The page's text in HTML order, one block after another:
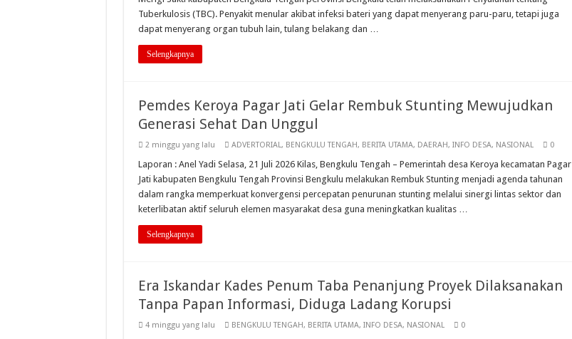
Tuberkulosis (TBC). Penyakit menular akibat infeksi bateri yang dapat menyerang paru-paru, tetapi juga
dapat menyerang organ tubuh lain, tulang belakang dan …
Selengkapnya
Pemdes Keroya Pagar Jati Gelar Rembuk Stunting Mewujudkan
Generasi Sehat Dan Unggul
2 minggu yang lalu ADVERTORIAL, BENGKULU TENGAH, BERITA UTAMA, DAERAH, INFO DESA, NASIONAL 0
Laporan : Anel Yadi Selasa, 21 Juli 2026 Kilas, Bengkulu Tengah – Pemerintah desa Keroya kecamatan Pagar
Jati kabupaten Bengkulu Tengah Provinsi Bengkulu melakukan Rembuk Stunting menjadi agenda tahunan
dalam rangka memperkuat konvergensi percepatan penurunan stunting melalui sinergi lintas sektor dan
keterlibatan aktif seluruh elemen masyarakat desa guna meningkatkan kualitas …
Selengkapnya
Era Iskandar Kades Penum Taba Penanjung Proyek Dilaksanakan
Tanpa Papan Informasi, Diduga Ladang Korupsi
4 minggu yang lalu BENGKULU TENGAH, BERITA UTAMA, INFO DESA, NASIONAL 0